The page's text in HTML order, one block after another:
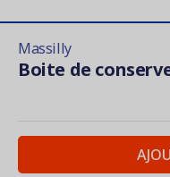
Massilly
Boite de